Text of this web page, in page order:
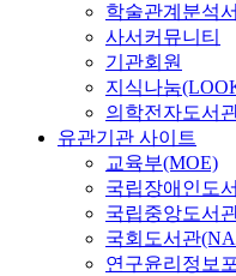
학술관계분석
사서커뮤니티
기관회원
지식나눔
의학전자도서
유관기관 사이트
교육부(MOE)
국립장애인도
국립중앙도서
국회도서관
연구윤리정보